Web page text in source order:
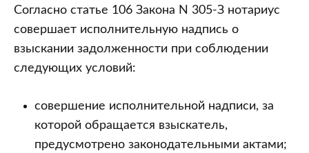
Согласно статье 106 Закона N 305-З нотариус
совершает исполнительную надпись о
взыскании задолженности при соблюдении
следующих условий:
совершение исполнительной надписи, за
которой обращается взыскатель,
предусмотрено законодательными актами;